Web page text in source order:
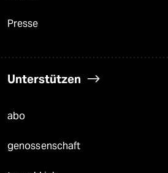
Presse
Unterstützen
abo
genossenschaft